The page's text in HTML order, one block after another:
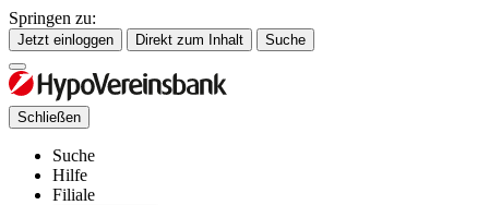
Springen zu:
Jetzt einloggen Direkt zum Inhalt Suche
Schließen
Suche
Hilfe
Filiale